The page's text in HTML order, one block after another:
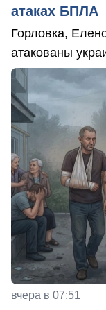
атаках БПЛА
Горловка,
атакованы
вчера в 07:51